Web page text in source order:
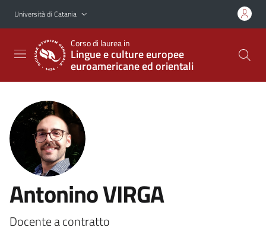
Vai al contenuto principale
Vai al menu di navigazione
Università di Catania
Corso di laurea in
Lingue e culture europee
euroamericane ed orientali
Antonino VIRGA
Docente a contratto